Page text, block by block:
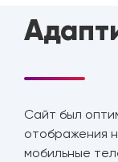
Сайт был
отображения
мобильные